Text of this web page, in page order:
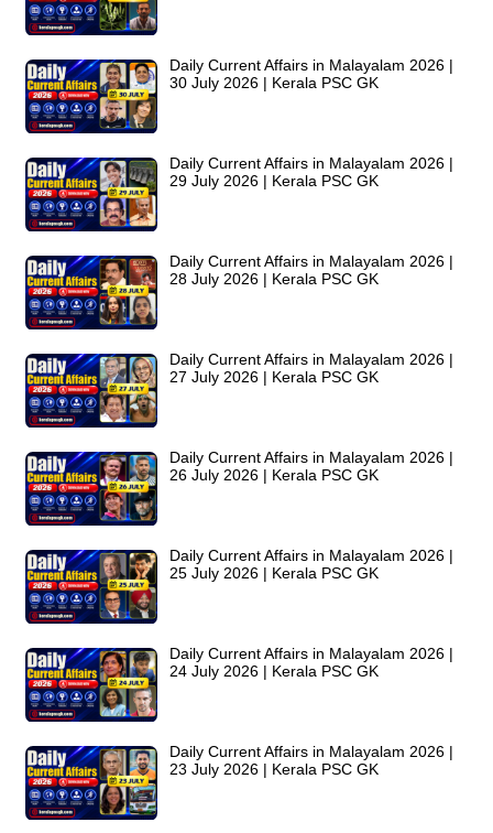
Daily Current Affairs in Malayalam 2026 |
30 July 2026 | Kerala PSC GK
Daily Current Affairs in Malayalam 2026 |
29 July 2026 | Kerala PSC GK
Daily Current Affairs in Malayalam 2026 |
28 July 2026 | Kerala PSC GK
Daily Current Affairs in Malayalam 2026 |
27 July 2026 | Kerala PSC GK
Daily Current Affairs in Malayalam 2026 |
26 July 2026 | Kerala PSC GK
Daily Current Affairs in Malayalam 2026 |
25 July 2026 | Kerala PSC GK
Daily Current Affairs in Malayalam 2026 |
24 July 2026 | Kerala PSC GK
Daily Current Affairs in Malayalam 2026 |
23 July 2026 | Kerala PSC GK